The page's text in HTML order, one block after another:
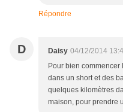
Répondre
D Daisy 04/12/2014
Pour bien
dans un short et des
quelques kilomètres
maison, pour prendre